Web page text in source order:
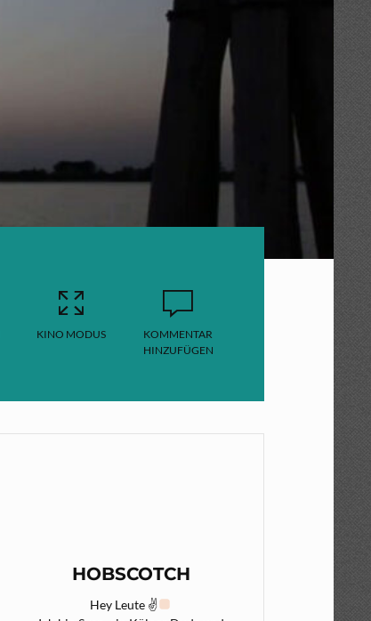
KINO MODUS
KOMMENTAR
HINZUFÜGEN
HOBSCOTCH
Hey Leute ✌